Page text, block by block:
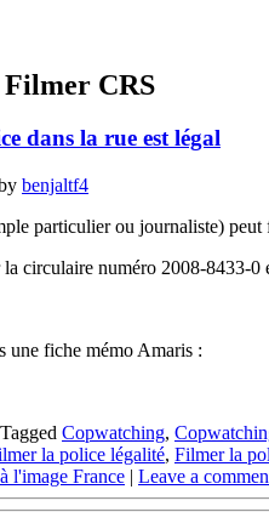
Filmer CRS
dans la rue est légal
benjaltf4
particulier ou journaliste) peut
circulaire numéro 2008-8433-0
une fiche mémo Amaris :
Tagged Copwatching,
la police légalité, Filmer la
l'image France | Leave a